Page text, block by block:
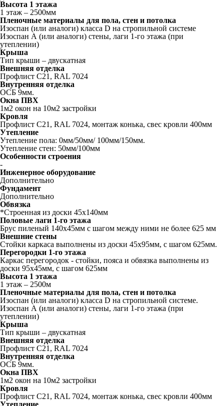
Высота 1 этажа
1 этаж – 2500мм
Пленочные материалы для пола, стен и потолка
Изоспан (или аналоги) класса D на стропильной системе
Изоспан А (или аналоги) стены, лаги 1-го этажа (при
утеплении)
Крыша
Тип крыши – двускатная
Внешняя отделка
Профлист C21, RAL 7024
Внутренняя отделка
ОСБ 9мм.
Окна ПВХ
1м2 окон на 10м2 застройки
Кровля
Профлист С21, RAL 7024, монтаж конька, свес кровли 400мм
Утепление
Утепление пола: 0мм/50мм/ 100мм/150мм.
Утепление стен: 50мм/100мм
Особенности строения
-
Инженерное оборудование
Дополнительно
Фундамент
Дополнительно
Обвязка
*Строенная из доски 45х140мм
Половые лаги 1-го этажа
Брус пиленый 140x45мм с шагом между ними не более 625 мм
Внешние стены
Стойки каркаса выполнены из доски 45х95мм, с шагом 625мм.
Перегородки 1-го этажа
Каркас перегородок - стойки, пояса и обвязка выполнены из
доски 95х45мм, с шагом 625мм
Высота 1 этажа
1 этаж – 2500м
Пленочные материалы для пола, стен и потолка
Изоспан (или аналоги) класса D на стропильной системе.
Изоспан А (или аналоги) стены, лаги 1-го этажа (при
утеплении)
Крыша
Тип крыши – двускатная
Внешняя отделка
Профлист C21, RAL 7024
Внутренняя отделка
ОСБ 9мм.
Окна ПВХ
1м2 окон на 10м2 застройки
Кровля
Профлист С21, RAL 7024, монтаж конька, свес кровли 400мм
Утепление